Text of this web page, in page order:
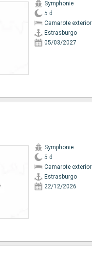
Symphonie
5 d
Camarote exterior
Estrasburgo
05/03/2027
Symphonie
5 d
Camarote exterior
Estrasburgo
22/12/2026